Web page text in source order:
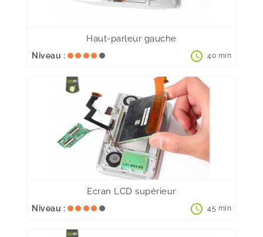
Haut-parleur gauche
Niveau : schedule 40 min
Ecran LCD supérieur
Niveau : schedule 45 min